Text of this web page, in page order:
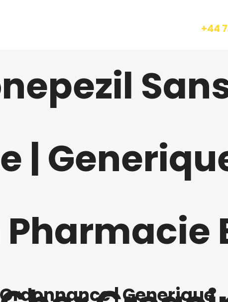
+44
|
| Generique